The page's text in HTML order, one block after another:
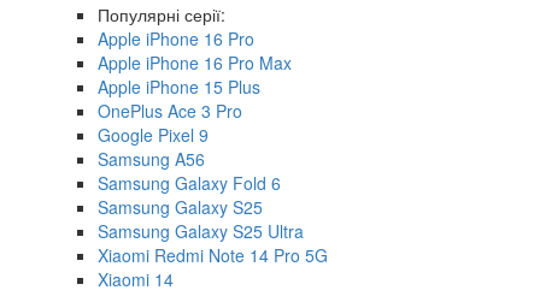
Популярні серії:
Apple iPhone 16 Pro
Apple iPhone 16 Pro Max
Apple iPhone 15 Plus
OnePlus Ace 3 Pro
Google Pixel 9
Samsung A56
Samsung Galaxy Fold 6
Samsung Galaxy S25
Samsung Galaxy S25 Ultra
Xiaomi Redmi Note 14 Pro 5G
Xiaomi 14